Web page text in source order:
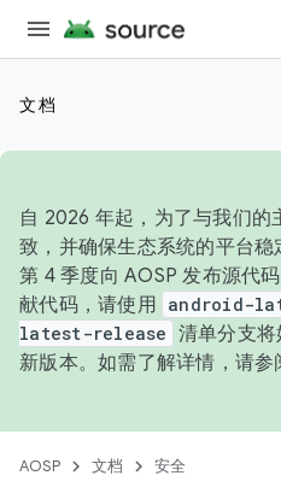
文档
自 2026 年起，为了与我们的
致，并确保生态系统的平台
第 4 季度向 AOSP 发布源代
献代码，请使用 android-
latest-release 清单分支
新版本。如需了解详情，请参
AOSP 文档 安全